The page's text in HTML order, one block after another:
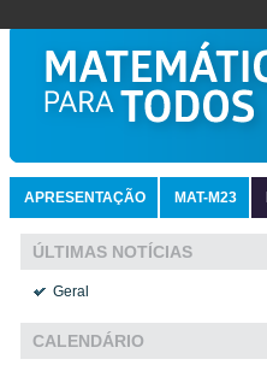
APRESENTAÇÃO MAT-M23
ÚLTIMAS NOTÍCIAS
Geral
CALENDÁRIO